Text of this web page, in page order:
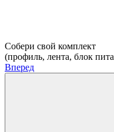
Собери свой комплект
(профиль, лента, блок
Вперед